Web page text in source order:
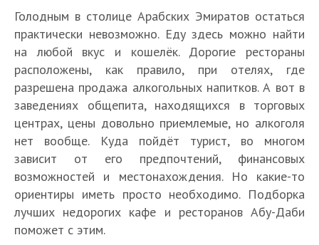
Голодным в столице Арабских Эмиратов остаться
практически невозможно. Еду здесь можно найти
на любой вкус и кошелёк. Дорогие рестораны
расположены, как правило, при отелях, где
разрешена продажа алкогольных напитков. А вот в
заведениях общепита, находящихся в торговых
центрах, цены довольно приемлемые, но алкоголя
нет вообще. Куда пойдёт турист, во многом
зависит от его предпочтений, финансовых
возможностей и местонахождения. Но какие-то
ориентиры иметь просто необходимо. Подборка
лучших недорогих кафе и ресторанов Абу-Даби
поможет с этим.